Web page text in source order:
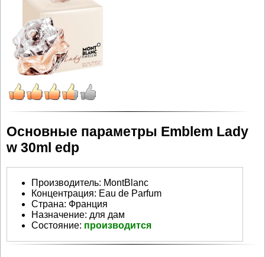
Основные параметры Emblem Lady
w 30ml edp
Производитель: MontBlanc
Концентрация: Eau de Parfum
Страна: Франция
Назначение: для дам
Состояние: производится